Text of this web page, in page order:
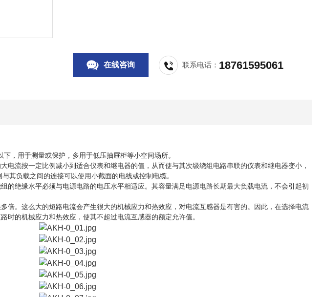
在线咨询 联系电话： 18761595061
下，用于测量或保护，多用于低压抽屉柜等小空间场所。
电流按一定比例减小到适合仪表和继电器的值，从而使与其次级绕组电路串联的仪表和继电器变小，
其负载之间的连接可以使用小截面的电线或控制电缆。
绝缘水平必须与电源电路的电压水平相适应。其容量满足电源电路长期最大负载电流，不会引起初
。这么大的短路电流会产生很大的机械应力和热效应，对电流互感器是有害的。因此，在选择电流
时的机械应力和热效应，使其不超过电流互感器的额定允许值。